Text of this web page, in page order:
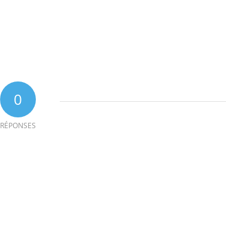
0
RÉPONSES